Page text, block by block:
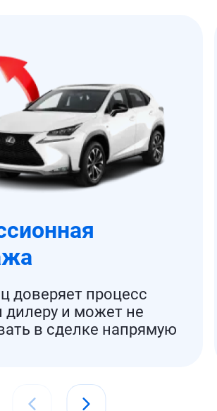
доверяет процесс
дилеру и может не
в сделке напрямую